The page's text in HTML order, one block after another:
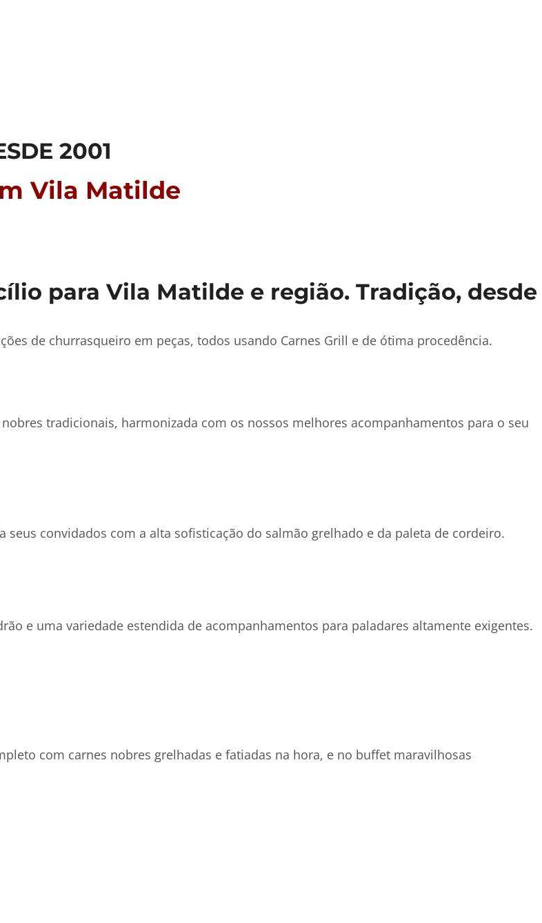
2001
Vila Matilde
para Vila Matilde e região. Tradição, desde
de churrasqueiro em peças, todos usando Carnes Grill e de ótima procedência.
tradicionais, harmonizada com os nossos melhores acompanhamentos para o seu
convidados com a alta sofisticação do salmão grelhado e da paleta de cordeiro.
e uma variedade estendida de acompanhamentos para paladares altamente exigentes.
com carnes nobres grelhadas e fatiadas na hora, e no buffet maravilhosas